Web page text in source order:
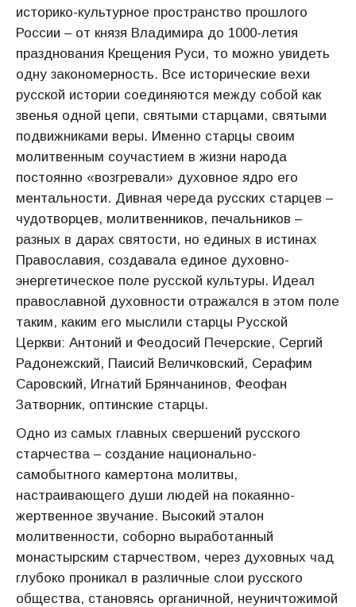
историко-культурное прос­транство прошлого
России – от князя Владимира до 1000-летия
празднования Крещения Руси, то можно увидеть
одну закономерность. Все исторические вехи
русской истории соединяются между собой как
звенья одной цепи, святыми старцами, святыми
подвижниками веры. Именно старцы своим
молитвенным соучастием в жизни народа
постоянно «возгревали» духовное ядро его
ментальности. Дивная череда русских старцев –
чудотворцев, молитвенников, печальников –
разных в дарах святости, но единых в истинах
Православия, создавала единое духовно-
энергетическое поле русской культуры. Идеал
православной духовности отражался в этом поле
таким, каким его мыслили старцы Русской
Церкви: Антоний и Феодосий Печерские, Сергий
Радонежский, Паисий Величковский, Серафим
Саровский, Игнатий Брянчанинов, Феофан
Затворник, оптинские старцы.
Одно из самых главных свершений русского
старчества – создание национально-
самобытного камертона молитвы,
настраивающего души людей на покаянно-
жертвенное звучание. Высокий эталон
молитвенности, соборно выработанный
монастырским старчеством, через духовных чад
глубоко проникал в различные слои русского
общества, становясь органичной, неуничтожимой